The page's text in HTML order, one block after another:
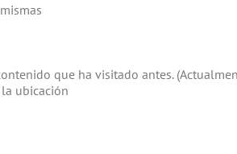
que ha visitado antes.
ubicación